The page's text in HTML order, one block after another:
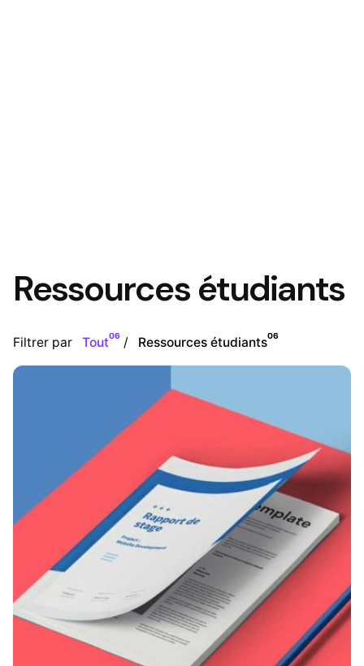
Ressources étudiants
Filtrer par Tout06 Ressources étudiants06